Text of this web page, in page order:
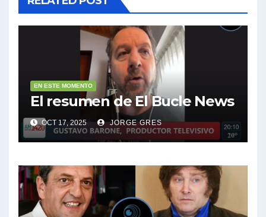
EN ESTE MOMENTO
El resumen de El Bucle News
OCT 17, 2025 JORGE GRES